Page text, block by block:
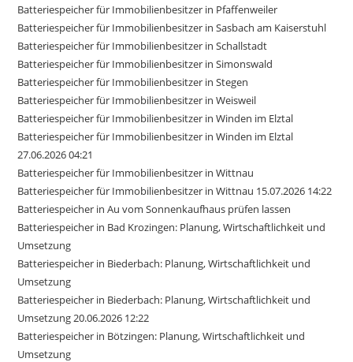
Batteriespeicher für Immobilienbesitzer in Pfaffenweiler
Batteriespeicher für Immobilienbesitzer in Sasbach am Kaiserstuhl
Batteriespeicher für Immobilienbesitzer in Schallstadt
Batteriespeicher für Immobilienbesitzer in Simonswald
Batteriespeicher für Immobilienbesitzer in Stegen
Batteriespeicher für Immobilienbesitzer in Weisweil
Batteriespeicher für Immobilienbesitzer in Winden im Elztal
Batteriespeicher für Immobilienbesitzer in Winden im Elztal
27.06.2026 04:21
Batteriespeicher für Immobilienbesitzer in Wittnau
Batteriespeicher für Immobilienbesitzer in Wittnau 15.07.2026 14:22
Batteriespeicher in Au vom Sonnenkaufhaus prüfen lassen
Batteriespeicher in Bad Krozingen: Planung, Wirtschaftlichkeit und
Umsetzung
Batteriespeicher in Biederbach: Planung, Wirtschaftlichkeit und
Umsetzung
Batteriespeicher in Biederbach: Planung, Wirtschaftlichkeit und
Umsetzung 20.06.2026 12:22
Batteriespeicher in Bötzingen: Planung, Wirtschaftlichkeit und
Umsetzung